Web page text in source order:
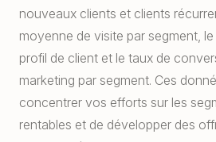
nouveaux clients et clients
moyenne de visite par segment,
profil de client et le taux de
marketing par segment. Ces
concentrer vos efforts sur les
rentables et de développer des